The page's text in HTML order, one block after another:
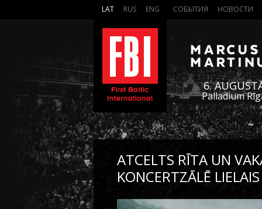
LAT RUS ENG СОБЫТИЯ НОВОСТИ
6.
Palladium
ATCELTS RĪTA UN
KONCERTZĀLĒ